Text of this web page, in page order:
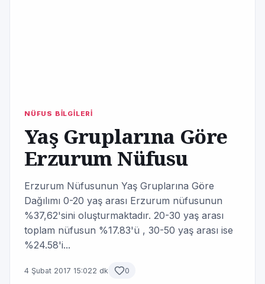
NÜFUS BİLGİLERİ
Yaş Gruplarına Göre
Erzurum Nüfusu
Erzurum Nüfusunun Yaş Gruplarına Göre
Dağılımı 0-20 yaş arası Erzurum nüfusunun
%37,62'sini oluşturmaktadır. 20-30 yaş arası
toplam nüfusun %17.83'ü , 30-50 yaş arası ise
%24.58'i...
4 Şubat 2017 15:022 dk 0